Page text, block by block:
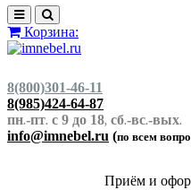
Корзина:
8(800)301-46-11
8(985)424-64-87
пн.-пт. с 9 до 18, сб.-вс.-вых.
info@imnebel.ru (по всем
Приём и